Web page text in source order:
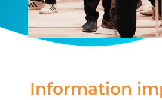
Information